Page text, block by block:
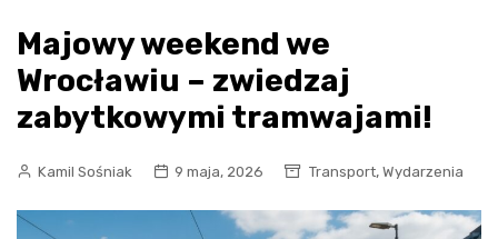
Majowy weekend we
Wrocławiu – zwiedzaj
zabytkowymi tramwajami!
Kamil Sośniak 9 maja, 2026 Transport, Wydarzenia